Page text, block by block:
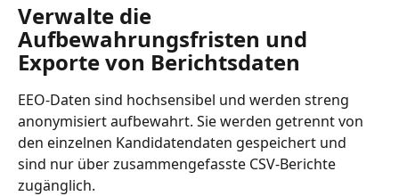
Verwalte die
Aufbewahrungsfristen und
Exporte von Berichtsdaten
EEO-Daten sind hochsensibel und werden streng
anonymisiert aufbewahrt. Sie werden getrennt von
den einzelnen Kandidatendaten gespeichert und
sind nur über zusammengefasste CSV-Berichte
zugänglich.